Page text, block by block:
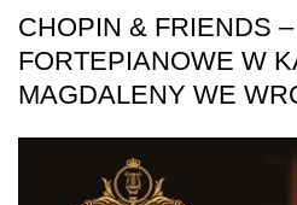
CHOPIN & FRIENDS
FORTEPIANOWE W
MAGDALENY WE